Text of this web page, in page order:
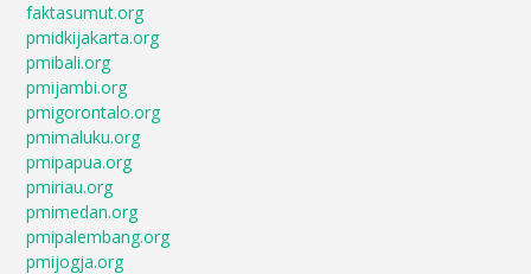
faktasumut.org
pmidkijakarta.org
pmibali.org
pmijambi.org
pmigorontalo.org
pmimaluku.org
pmipapua.org
pmiriau.org
pmimedan.org
pmipalembang.org
pmijogja.org